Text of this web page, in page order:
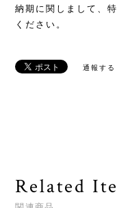
納期に関しまして、
ください。
通報する
Related